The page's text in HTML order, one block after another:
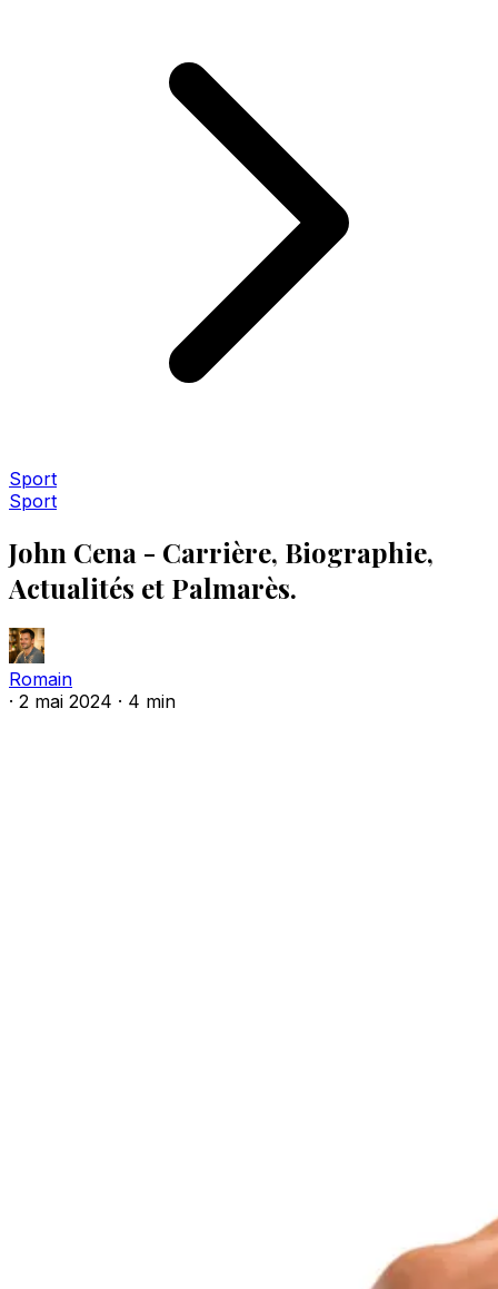
Sport
Sport
John Cena - Carrière, Biographie,
Actualités et Palmarès.
Romain
· 2 mai 2024 · 4 min